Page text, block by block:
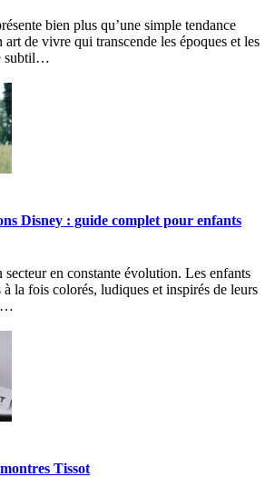
bien plus qu’une simple tendance
art de vivre qui transcende les époques et les
subtil…
Disney : guide complet pour enfants
secteur en constante évolution. Les enfants
à la fois colorés, ludiques et inspirés de leurs
Tissot